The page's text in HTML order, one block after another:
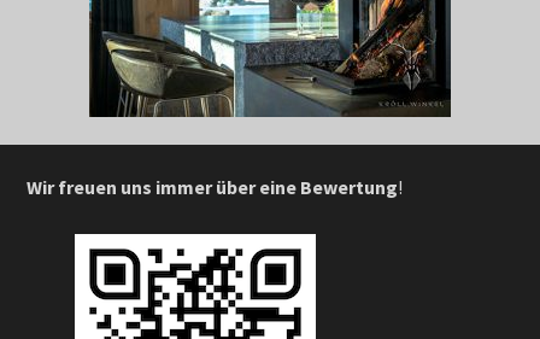
Wir freuen uns immer über eine Bewertung!